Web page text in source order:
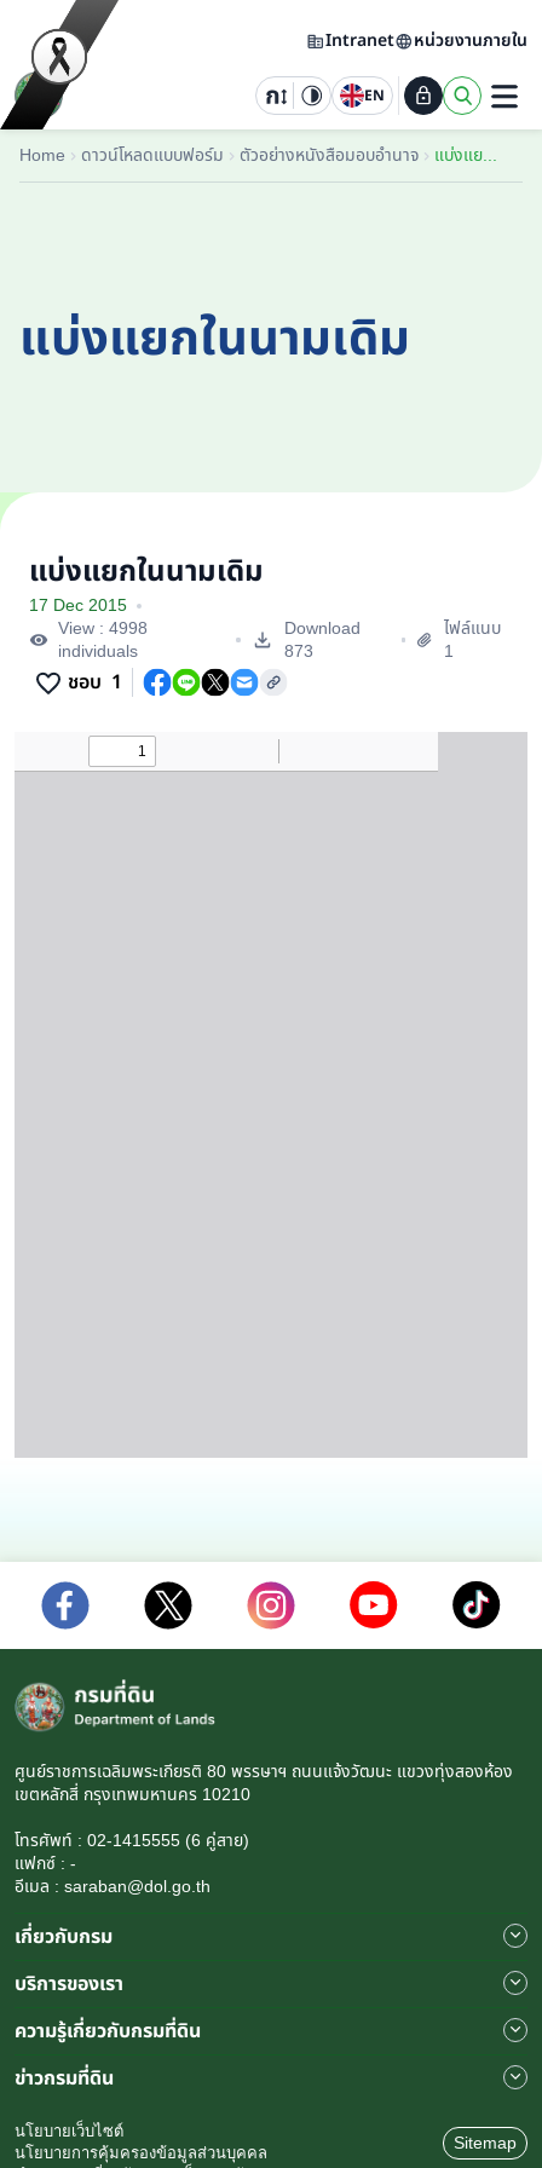
Intranet หน่วยงานภายใน
EN
Home ดาวน์โหลดแบบฟอร์ม ตัวอย่างหนังสือมอบอำนาจ แบ่งแยกในนามเดิม
แบ่งแยกในนามเดิม
แบ่งแยกในนามเดิม
17 Dec 2015
View : 4998
individuals
Download
873
ไฟล์แนบ
1
ชอบ 1
ศูนย์ราชการเฉลิมพระเกียรติ 80 พรรษาฯ ถนนแจ้งวัฒนะ แขวงทุ่งสองห้อง
เขตหลักสี่ กรุงเทพมหานคร 10210
โทรศัพท์ : 02-1415555 (6 คู่สาย)
แฟกซ์ : -
อีเมล : saraban@dol.go.th
เกี่ยวกับกรม
บริการของเรา
ความรู้เกี่ยวกับกรมที่ดิน
ข่าวกรมที่ดิน
นโยบายเว็บไซต์
นโยบายการคุ้มครองข้อมูลส่วนบุคคล
Sitemap